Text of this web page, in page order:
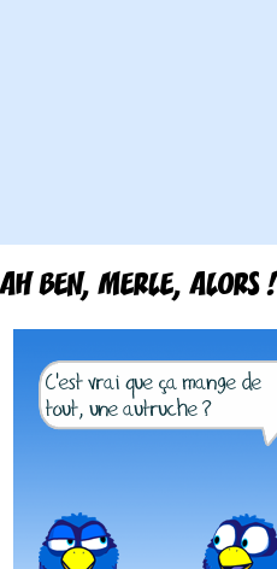
AH BEN, MERLE, ALORS !